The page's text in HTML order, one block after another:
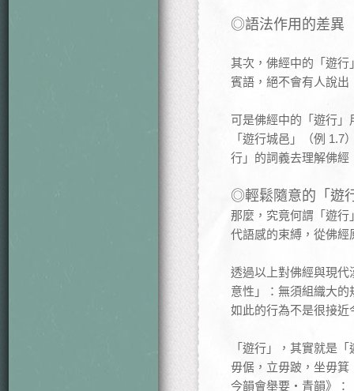
◎語法作用的差異
其次，佛經中的「遊
賓語，絕不會有人說
可是佛經中的「遊行」
「遊行城邑」（例
行」的詞義去理解佛
◎輕鬆隨意的「遊
那麼，究竟何謂「遊
代語感的束縛，從佛
透過以上對佛經與現
意性」：無須組織大
如此的行為不是很接
「遊行」，其實就是
毋倨，立毋跛，坐毋
今韻會舉要‧青韻》：